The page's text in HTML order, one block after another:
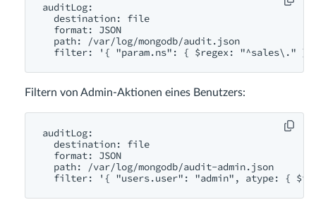
auditLog:
  destination: file
  format: JSON
  path: /var/log/mongodb/audit.json
Filtern von Admin-Aktionen eines Benutzers:
auditLog:
  destination: file
  format: JSON
  path: /var/log/mongodb/audit-admin.json